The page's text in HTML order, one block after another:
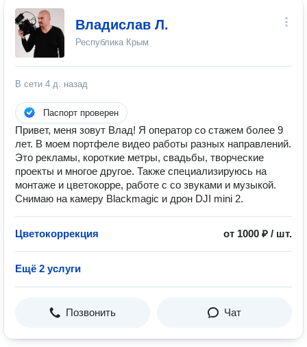
Владислав Л.
Республика Крым
В сети 4 д. назад
Паспорт проверен
Привет, меня зовут Влад! Я оператор со стажем более 9
лет. В моем портфеле видео работы разных направлений.
Это рекламы, короткие метры, свадьбы, творческие
проекты и многое другое. Также специализируюсь на
монтаже и цветокорре, работе с со звуками и музыкой.
Снимаю на камеру Blackmagic и дрон DJI mini 2.
Цветокоррекция от 1000 ₽ / шт.
Ещё 2 услуги
Позвонить Чат